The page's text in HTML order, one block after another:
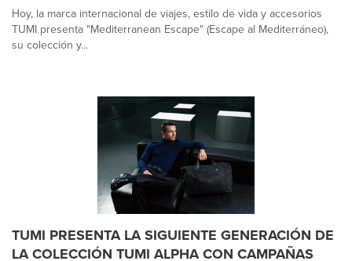
Hoy, la marca internacional de viajes, estilo de vida y accesorios
TUMI presenta "Mediterranean Escape" (Escape al Mediterráneo),
su colección y...
TUMI PRESENTA LA SIGUIENTE GENERACIÓN DE
LA COLECCIÓN TUMI ALPHA CON CAMPAÑAS